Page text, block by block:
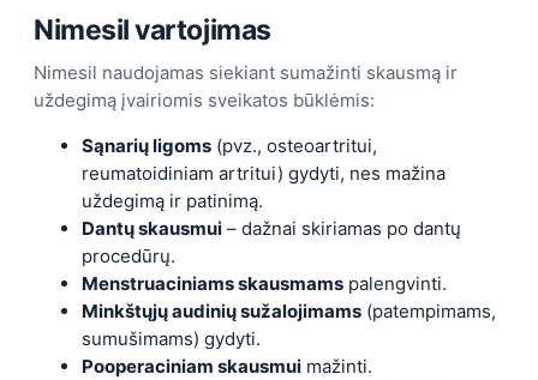
Nimesil vartojimas
Nimesil naudojamas siekiant sumažinti skausmą ir
uždegimą įvairiomis sveikatos būklėmis:
Sąnarių ligoms (pvz., osteoartritui,
reumatoidiniam artritui) gydyti, nes mažina
uždegimą ir patinimą.
Dantų skausmui – dažnai skiriamas po dantų
procedūrų.
Menstruaciniams skausmams palengvinti.
Minkštųjų audinių sužalojimams (patempimams,
sumušimams) gydyti.
Pooperaciniam skausmui mažinti.